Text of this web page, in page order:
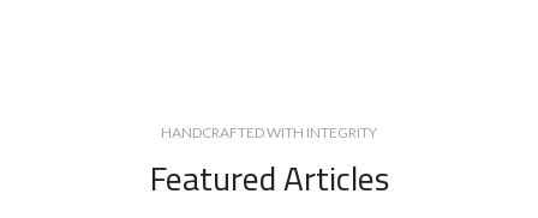
HANDCRAFTED WITH INTEGRITY
Featured Articles